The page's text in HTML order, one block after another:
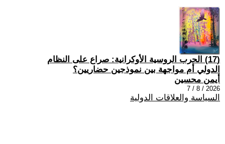
(17) الحرب الروسية الأوكرانية: صراع على النظام
الدولي أم مواجهة بين نموذجين حضاريين؟
أيمن محسين
2026 / 8 / 7
السياسة والعلاقات الدولية